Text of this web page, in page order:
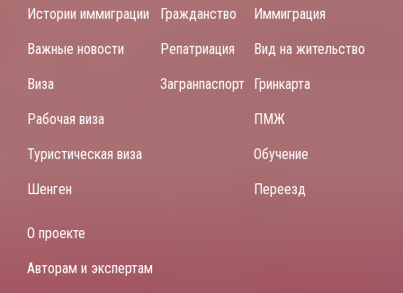
Истории иммиграции
Важные новости
Виза
Рабочая виза
Туристическая виза
Шенген
Гражданство
Репатриация
Загранпаспорт
Иммиграция
Вид на жительство
Гринкарта
ПМЖ
Обучение
Переезд
О проекте
Авторам и экспертам